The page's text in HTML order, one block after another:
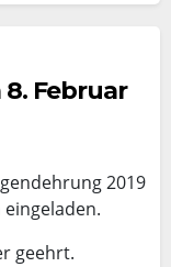
Februar
2019
geehrt.